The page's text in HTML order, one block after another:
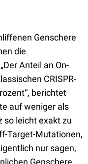
Genschere
die
Anteil an On-
CRISPR-
berichtet
auf weniger als
so leicht exakt zu
Target-Mutationen,
nur sagen,
Genschere